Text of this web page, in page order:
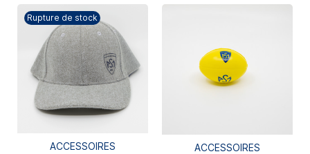
Rupture de stock
ACCESSOIRES ACCESSOIRES